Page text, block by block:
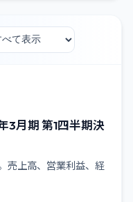
3月期 第1四半期決
売上高、営業利益、経